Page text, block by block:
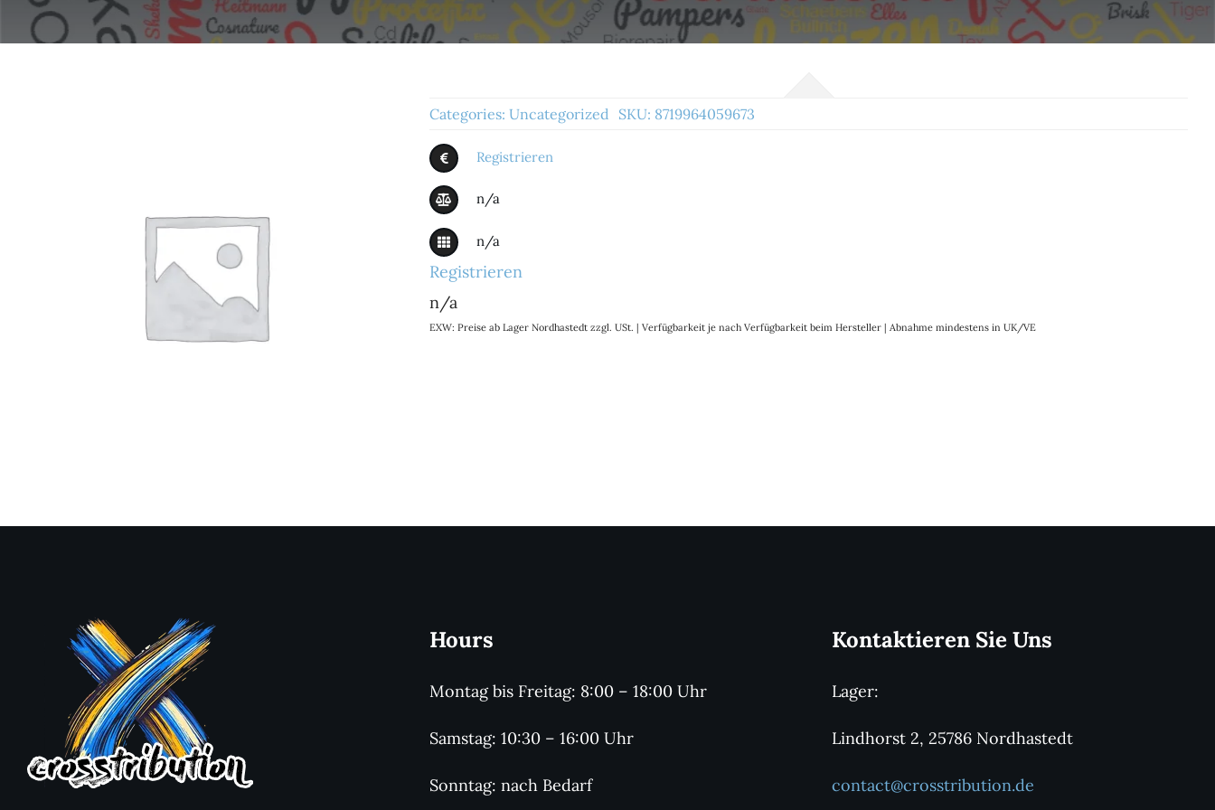
Categories:Uncategorized SKU: 8719964059673
Registrieren
n/a
n/a
Registrieren
n/a
EXW: Preise ab Lager Nordhastedt zzgl. USt. | Verfügbarkeit je nach Verfügbarkeit beim Hersteller | Abnahme mindestens in UK/VE
Hours
Montag bis Freitag: 8:00 – 18:00 Uhr
Samstag: 10:30 – 16:00 Uhr
Sonntag: nach Bedarf
Kontaktieren Sie Uns
Lager:
Lindhorst 2, 25786 Nordhastedt
contact@crosstribution.de